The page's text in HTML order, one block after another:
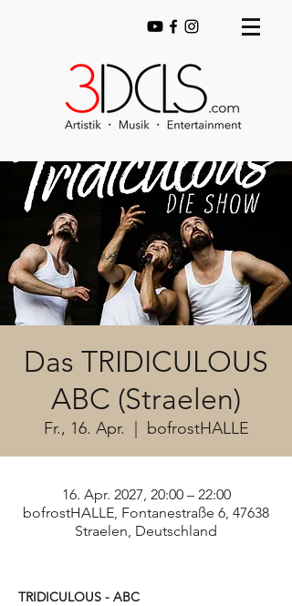
Das TRIDICULOUS
ABC (Straelen)
Fr., 16. Apr. bofrostHALLE
16. Apr. 2027, 20:00 – 22:00
bofrostHALLE, Fontanestraße 6, 47638
Straelen, Deutschland
TRIDICULOUS - ABC